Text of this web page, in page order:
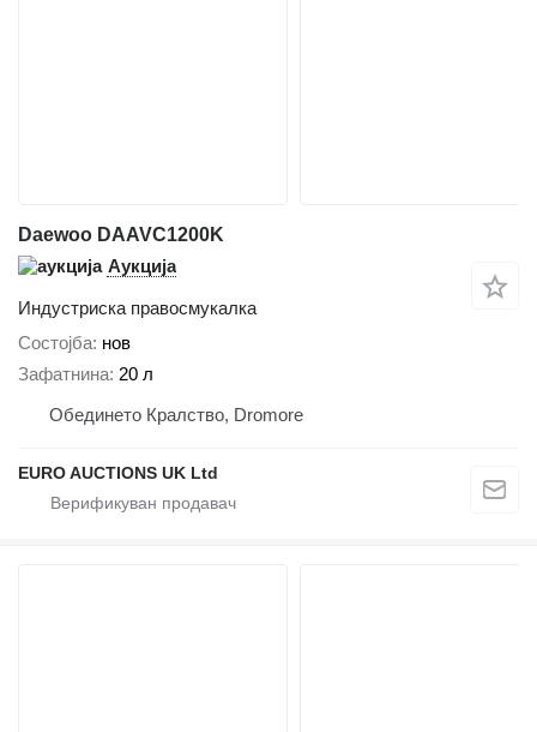
Daewoo DAAVC1200K
Аукција
Индустриска правосмукалка
Состојба нов
Зафатнина 20 л
Обединето Кралство, Dromore
EURO AUCTIONS UK Ltd